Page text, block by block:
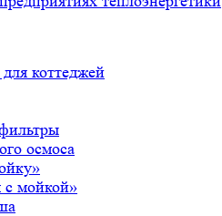
коттеджей
осмоса
мойкой»